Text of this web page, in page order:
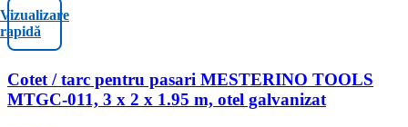
Vizualizare
rapidă
Cotet / tarc pentru pasari MESTERINO TOOLS
MTGC-011, 3 x 2 x 1.95 m, otel galvanizat